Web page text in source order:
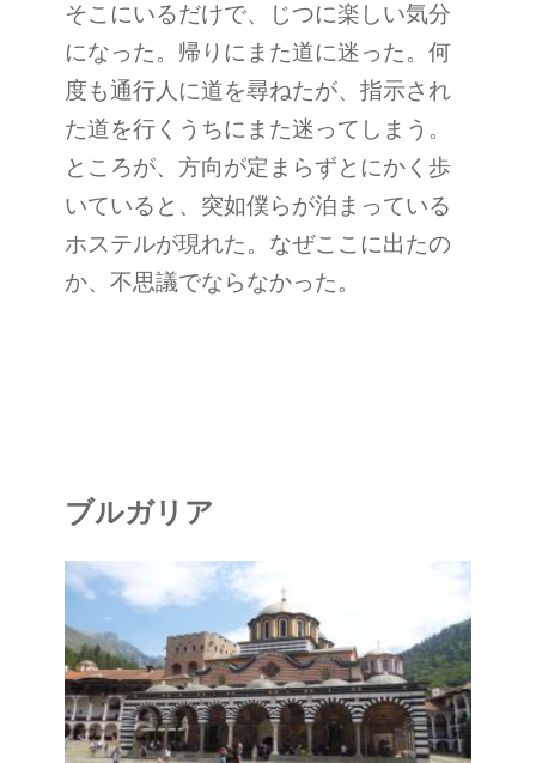
そこにいるだけで、じつに楽しい気分
になった。帰りにまた道に迷った。何
度も通行人に道を尋ねたが、指示され
た道を行くうちにまた迷ってしまう。
ところが、方向が定まらずとにかく歩
いていると、突如僕らが泊まっている
ホステルが現れた。なぜここに出たの
か、不思議でならなかった。
ブルガリア